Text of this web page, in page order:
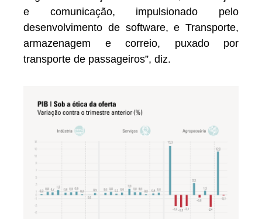
e comunicação, impulsionado pelo
desenvolvimento de software, e Transporte,
armazenagem e correio, puxado por
transporte de passageiros”, diz.